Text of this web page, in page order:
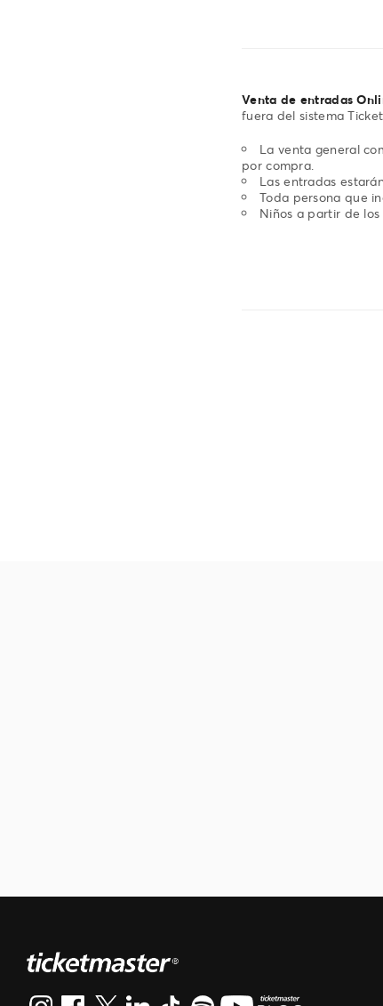
Venta de entradas
fuera del sistema
La venta general
por compra.
Las entradas
Toda persona que
Niños a partir de